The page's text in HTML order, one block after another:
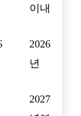
이내
2026
년
2027